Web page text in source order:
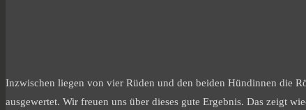
Inzwischen liegen von vier Rüden und den beiden Hündinnen die
ausgewertet. Wir freuen uns über dieses gute Ergebnis. Das zeigt